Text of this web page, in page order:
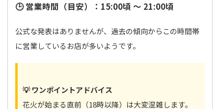
🕒 営業時間（目安）： 15:00頃 ～ 21:00頃
公式な発表はありませんが、過去の傾向からこの時間帯
に営業しているお店が多いようです。
💡 ワンポイントアドバイス
花火が始まる直前（18時以降）は大変混雑します。